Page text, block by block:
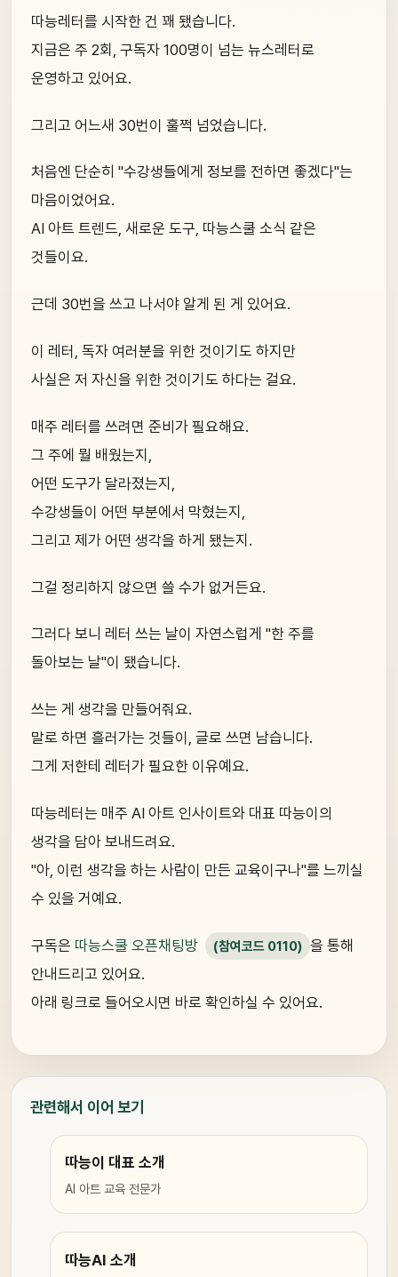
따능레터를 시작한 건 꽤 됐습니다.
지금은 주 2회, 구독자 100명이 넘는 뉴스레터로
운영하고 있어요.
그리고 어느새 30번이 훌쩍 넘었습니다.
처음엔 단순히 "수강생들에게 정보를 전하면 좋겠다"는
마음이었어요.
AI 아트 트렌드, 새로운 도구, 따능스쿨 소식 같은
것들이요.
근데 30번을 쓰고 나서야 알게 된 게 있어요.
이 레터, 독자 여러분을 위한 것이기도 하지만
사실은 저 자신을 위한 것이기도 하다는 걸요.
매주 레터를 쓰려면 준비가 필요해요.
그 주에 뭘 배웠는지,
어떤 도구가 달라졌는지,
수강생들이 어떤 부분에서 막혔는지,
그리고 제가 어떤 생각을 하게 됐는지.
그걸 정리하지 않으면 쓸 수가 없거든요.
그러다 보니 레터 쓰는 날이 자연스럽게 "한 주를
돌아보는 날"이 됐습니다.
쓰는 게 생각을 만들어줘요.
말로 하면 흘러가는 것들이, 글로 쓰면 남습니다.
그게 저한테 레터가 필요한 이유예요.
따능레터는 매주 AI 아트 인사이트와 대표 따능이의
생각을 담아 보내드려요.
"아, 이런 생각을 하는 사람이 만든 교육이구나"를 느끼실
수 있을 거예요.
구독은 따능스쿨 오픈채팅방 (참여코드 0110) 을 통해
안내드리고 있어요.
아래 링크로 들어오시면 바로 확인하실 수 있어요.
관련해서 이어 보기
따능이 대표 소개
AI 아트 교육 전문가
따능AI 소개